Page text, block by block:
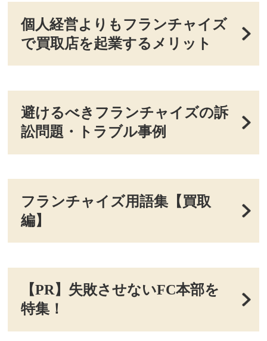
個人経営よりもフランチャイズ
で買取店を起業するメリット
避けるべきフランチャイズの訴
訟問題・トラブル事例
フランチャイズ用語集【買取
編】
【PR】失敗させないFC本部を
特集！